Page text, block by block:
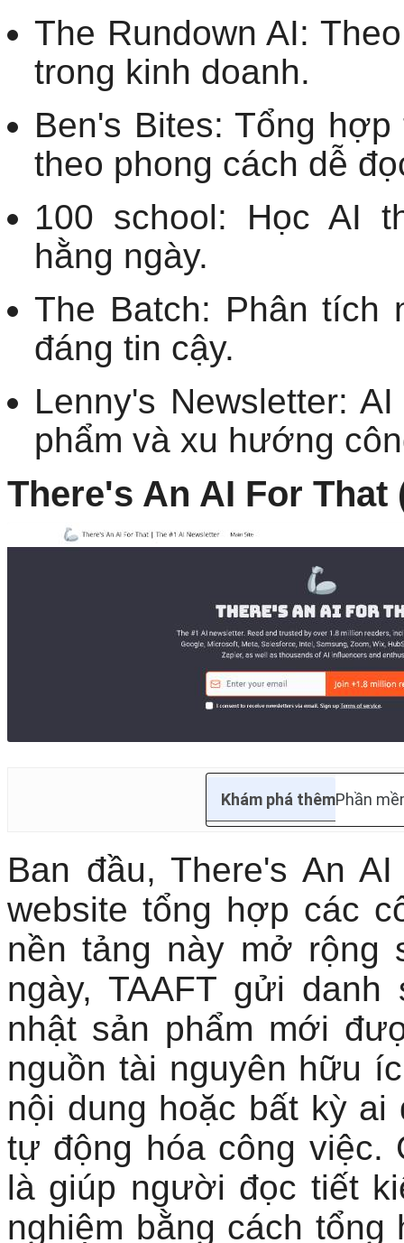
The Rundown AI:
trong kinh doanh.
Ben's Bites: Tổng
theo phong cách dễ
100 school: Học AI
hằng ngày.
The Batch: Phân tích
đáng tin cậy.
Lenny's Newsletter:
phẩm và xu hướng
There's An AI For That
Khám phá thêmPhần
Ban đầu, There's An
website tổng hợp các
nền tảng này mở rộng
ngày, TAAFT gửi
nhật sản phẩm mới
nguồn tài nguyên hữu
nội dung hoặc bất kỳ
tự động hóa công việc.
là giúp người đọc tiết
nghiệm bằng cách